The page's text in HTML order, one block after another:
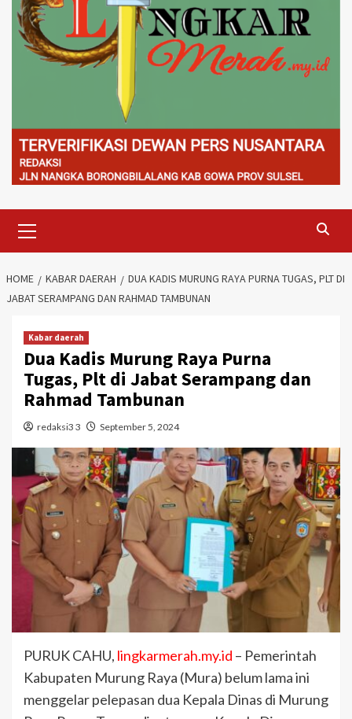
Menu
HOME KABAR DAERAH
DUA KADIS MURUNG RAYA PURNA TUGAS, PLT DI
JABAT SERAMPANG DAN RAHMAD TAMBUNAN
Kabar daerah
Dua Kadis Murung Raya Purna
Tugas, Plt di Jabat Serampang dan
Rahmad Tambunan
redaksi3 3 September 5, 2024
PURUK CAHU, lingkarmerah.my.id – Pemerintah
Kabupaten Murung Raya (Mura) belum lama ini
menggelar pelepasan dua Kepala Dinas di Murung